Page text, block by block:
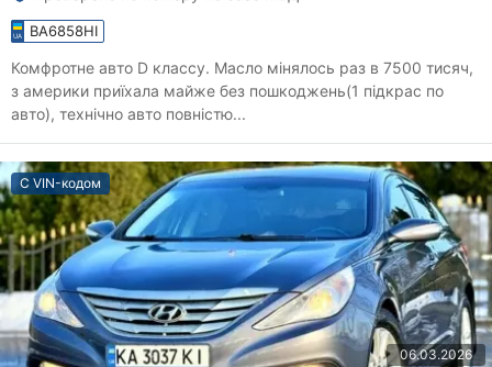
BA6858HI
Комфротне авто D классу. Масло мінялось раз в 7500 тисяч,
з америки приїхала майже без пошкоджень(1 підкрас по
авто), технічно авто повністю...
С VIN-кодом
06.03.2026